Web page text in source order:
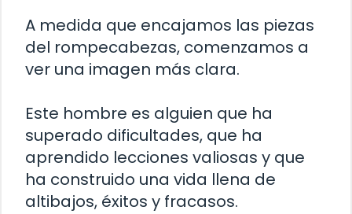
A medida que encajamos las piezas
del rompecabezas, comenzamos a
ver una imagen más clara.
Este hombre es alguien que ha
superado dificultades, que ha
aprendido lecciones valiosas y que
ha construido una vida llena de
altibajos, éxitos y fracasos.